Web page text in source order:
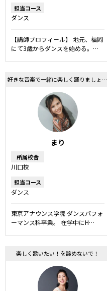
担当コース
ダンス
【講師プロフィール】 地元、福岡
にて3歳からダンスを始める。…
好きな音楽で一緒に楽しく踊りましょう！
まり
所属校舎
川口校
担当コース
ダンス
東京アナウンス学院 ダンスパフォ
ーマンス科卒業。 在学中にH…
楽しく歌いたい！を諦めないで！